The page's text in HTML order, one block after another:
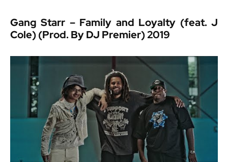
Gang Starr – Family and Loyalty (feat. J
Cole) (Prod. By DJ Premier) 2019